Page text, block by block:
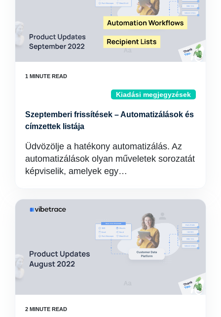
Kiadási megjegyzések
Szeptemberi frissítések – Automatizálások és
címzettek listája
Üdvözölje a hatékony automatizálás. Az
automatizálások olyan műveletek sorozatát
képviselik, amelyek egy…